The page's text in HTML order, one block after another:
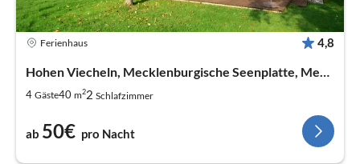
Ferienhaus 4,8
Hohen Viecheln, Mecklenburgische Seenplatte, Meckl
4 Gäste40 m22 Schlafzimmer
ab 50€ pro Nacht